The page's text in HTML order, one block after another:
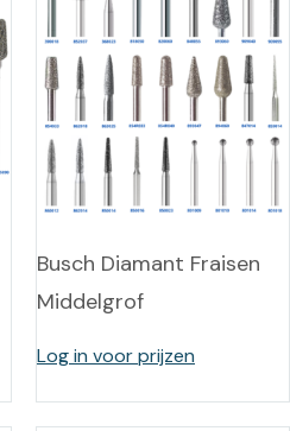
Busch Diamant Fraisen
Middelgrof
Log in voor prijzen